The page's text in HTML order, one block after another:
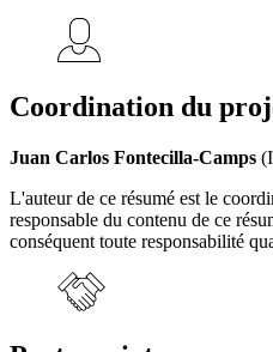
Coordination du
Juan Carlos Fontecilla-Camps
L'auteur de ce résumé est le
responsable du contenu de ce
conséquent toute responsabilité